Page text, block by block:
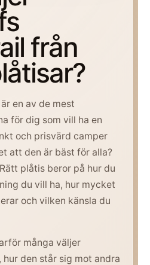
från
en av de mest
för dig som vill ha en
och prisvärd camper
att den är bäst för alla?
plåtis beror på hur du
du vill ha, hur mycket
och vilken känsla du
många väljer
den står sig mot andra